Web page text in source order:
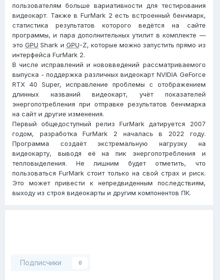
пользователям больше вариативности для тестирования
видеокарт. Также в FurMark 2 есть встроенный бенчмарк,
статистика результатов которого ведётся на сайте
программы, и пара дополнительных утилит в комплекте —
этоGPU Shark и GPU-Z, которые можно запустить прямо из
интерфейса FurMark 2.
В числе исправлений и нововведений рассматриваемого
выпуска - поддержка различных видеокарт NVIDIA GeForce
RTX 40 Super, исправление проблемы с отображением
длинных названий видеокарт, учёт показателей
энергопотребления при отправке результатов бенчмарка
на сайт и другие изменения.
Первый общедоступный релиз FurMark датируется 2007
годом, разработка FurMark 2 началась в 2022 году.
Программа создаёт экстремальную нагрузку на
видеокарту, выводя её на пик энергопотребления и
тепловыделения. Не лишним будет отметить, что
пользоваться FurMark стоит только на свой страх и риск.
Это может привести к непредвиденным последствиям,
выходу из строя видеокарты и другим компонентов ПК.
Подписчики 0